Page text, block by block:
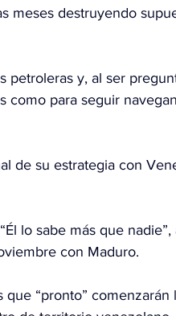
meses destruyendo
petroleras y, al ser
como para seguir
de su estrategia con
lo sabe más que
con Maduro.
“pronto” comenzarán